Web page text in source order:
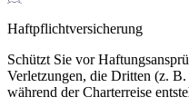
Haftpflichtversicherung
Schützt Sie vor
Verletzungen, die Dritten (z. B.
während der Charterreise